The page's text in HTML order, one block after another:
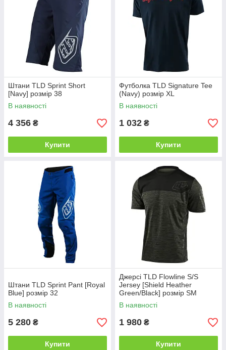
Штани TLD Sprint Short
[Navy] розмір 38
В наявності
4 356 ₴
Купити
Футболка TLD Signature Tee
(Navy) розмір XL
В наявності
1 032 ₴
Купити
Штани TLD Sprint Pant [Royal
Blue] розмір 32
В наявності
5 280 ₴
Купити
Джерсі TLD Flowline S/S
Jersey [Shield Heather
Green/Black] розмір SM
В наявності
1 980 ₴
Купити